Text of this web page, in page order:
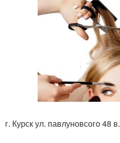
г. Курск ул. павлуновсого 48 в.